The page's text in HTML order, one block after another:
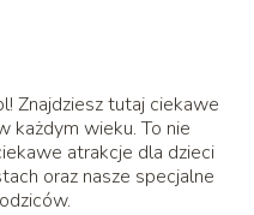
Znajdziesz tutaj ciekawe
każdym wieku. To nie
atrakcje dla dzieci
oraz nasze specjalne